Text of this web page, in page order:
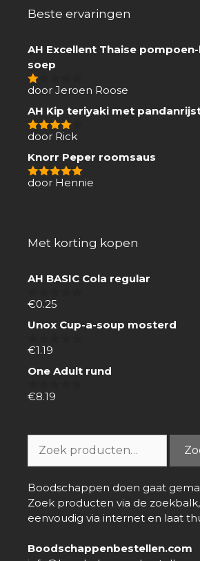
Beste ervaringen
AH Excellent Thaise
soep
1
5
door Jeroen Roose
AH Kip teriyaki met
4van 5
door Rick
Knorr Peper roomsaus
5van 5
door Hennie
Met korting kopen
AH BASIC Cola regular
0
5
€0.25
Unox Cup-a-soup mosterd
0
5
€1.19
One Adult rund
0
€8.19
naar:
Boodschappen doen gaat
Zoek producten via de
eenvoudig via internet en laat
Boodschappenbestellen.com